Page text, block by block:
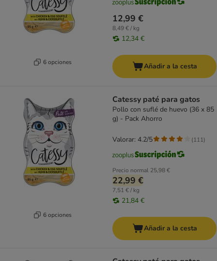
6 opciones
12,99 €
8,49 € / kg
12,34 €
Añadir a la cesta
6 opciones
Catessy paté para gatos
Pollo con suflé de huevo (36 x 85
g) - Pack Ahorro
Precio normal 25,98 €
22,99 €
7,51 € / kg
21,84 €
Valorar: 4.2/5 (111)
Añadir a la cesta